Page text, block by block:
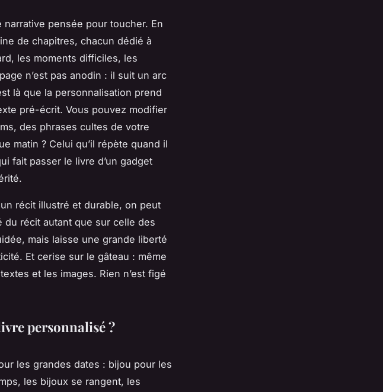
pensée pour toucher. En
de chapitres, chacun dédié à
les moments difficiles, les
n’est pas anodin : il suit un arc
là que la personnalisation prend
pré-écrit. Vous pouvez modifier
des phrases cultes de votre
matin ? Celui qu’il répète quand il
fait passer le livre d’un gadget
récit illustré et durable, on peut
du récit autant que sur celle des
mais laisse une grande liberté
Et cerise sur le gâteau : même
et les images. Rien n’est figé
personnalisé ?
les grandes dates : bijou pour les
les bijoux se rangent, les